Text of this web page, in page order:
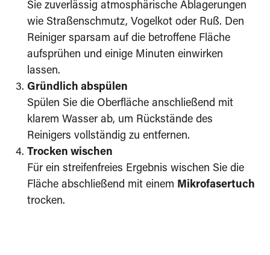
Sie zuverlässig atmosphärische Ablagerungen
wie Straßenschmutz, Vogelkot oder Ruß. Den
Reiniger sparsam auf die betroffene Fläche
aufsprühen und einige Minuten einwirken
lassen.
Gründlich abspülen
Spülen Sie die Oberfläche anschließend mit
klarem Wasser ab, um Rückstände des
Reinigers vollständig zu entfernen.
Trocken wischen
Für ein streifenfreies Ergebnis wischen Sie die
Fläche abschließend mit einem Mikrofasertuch
trocken.